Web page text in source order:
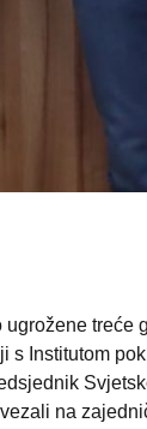
treće
s Institutom
na